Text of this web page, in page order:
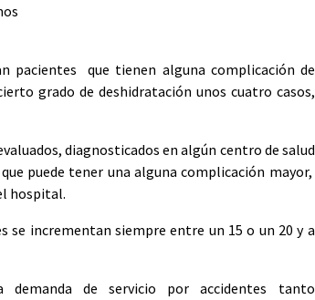
pacientes que tienen alguna complicación de
grado de deshidratación unos cuatro casos,
diagnosticados en algún centro de salud
puede tener una alguna complicación mayor,
hospital.
incrementan siempre entre un 15 o un 20 y a
de servicio por accidentes tanto